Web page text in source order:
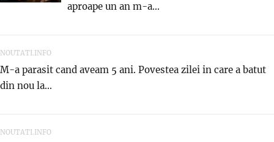
aproape un an m-a...
NOUTATI.INFO
M-a parasit cand aveam 5 ani. Povestea zilei in care a batut
din nou la...
NOUTATI.INFO